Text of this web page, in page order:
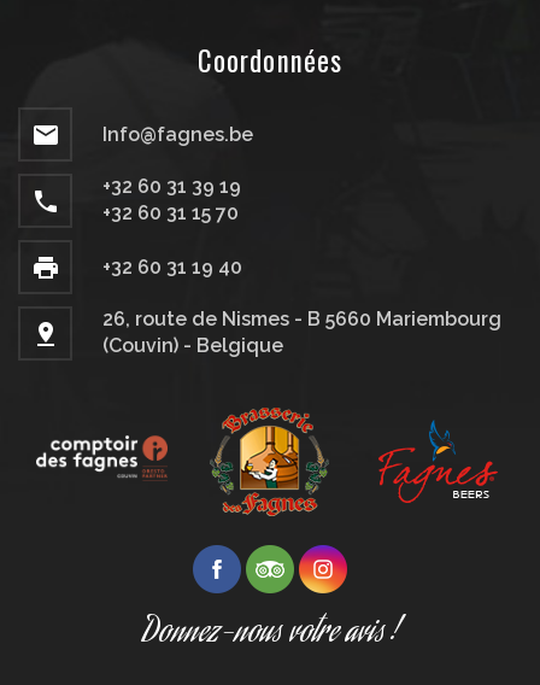
Coordonnées
Info@fagnes.be
+32 60 31 39 19
+32 60 31 15 70
+32 60 31 19 40
26, route de Nismes - B 5660 Mariembourg
(Couvin) - Belgique
Donnez-nous votre avis !